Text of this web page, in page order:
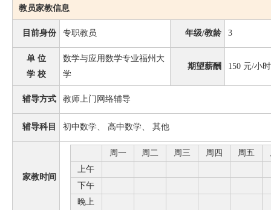
教员家教信息
目前身份 专职教员 年级/教龄 3
单 位
学 校
数学与应用数学专业福州大
学
期望薪酬 150 元/小时
辅导方式 教师上门网络辅导
辅导科目 初中数学、 高中数学、 其他
家教时间
周一 周二 周三 周四 周五
上午
下午
晚上